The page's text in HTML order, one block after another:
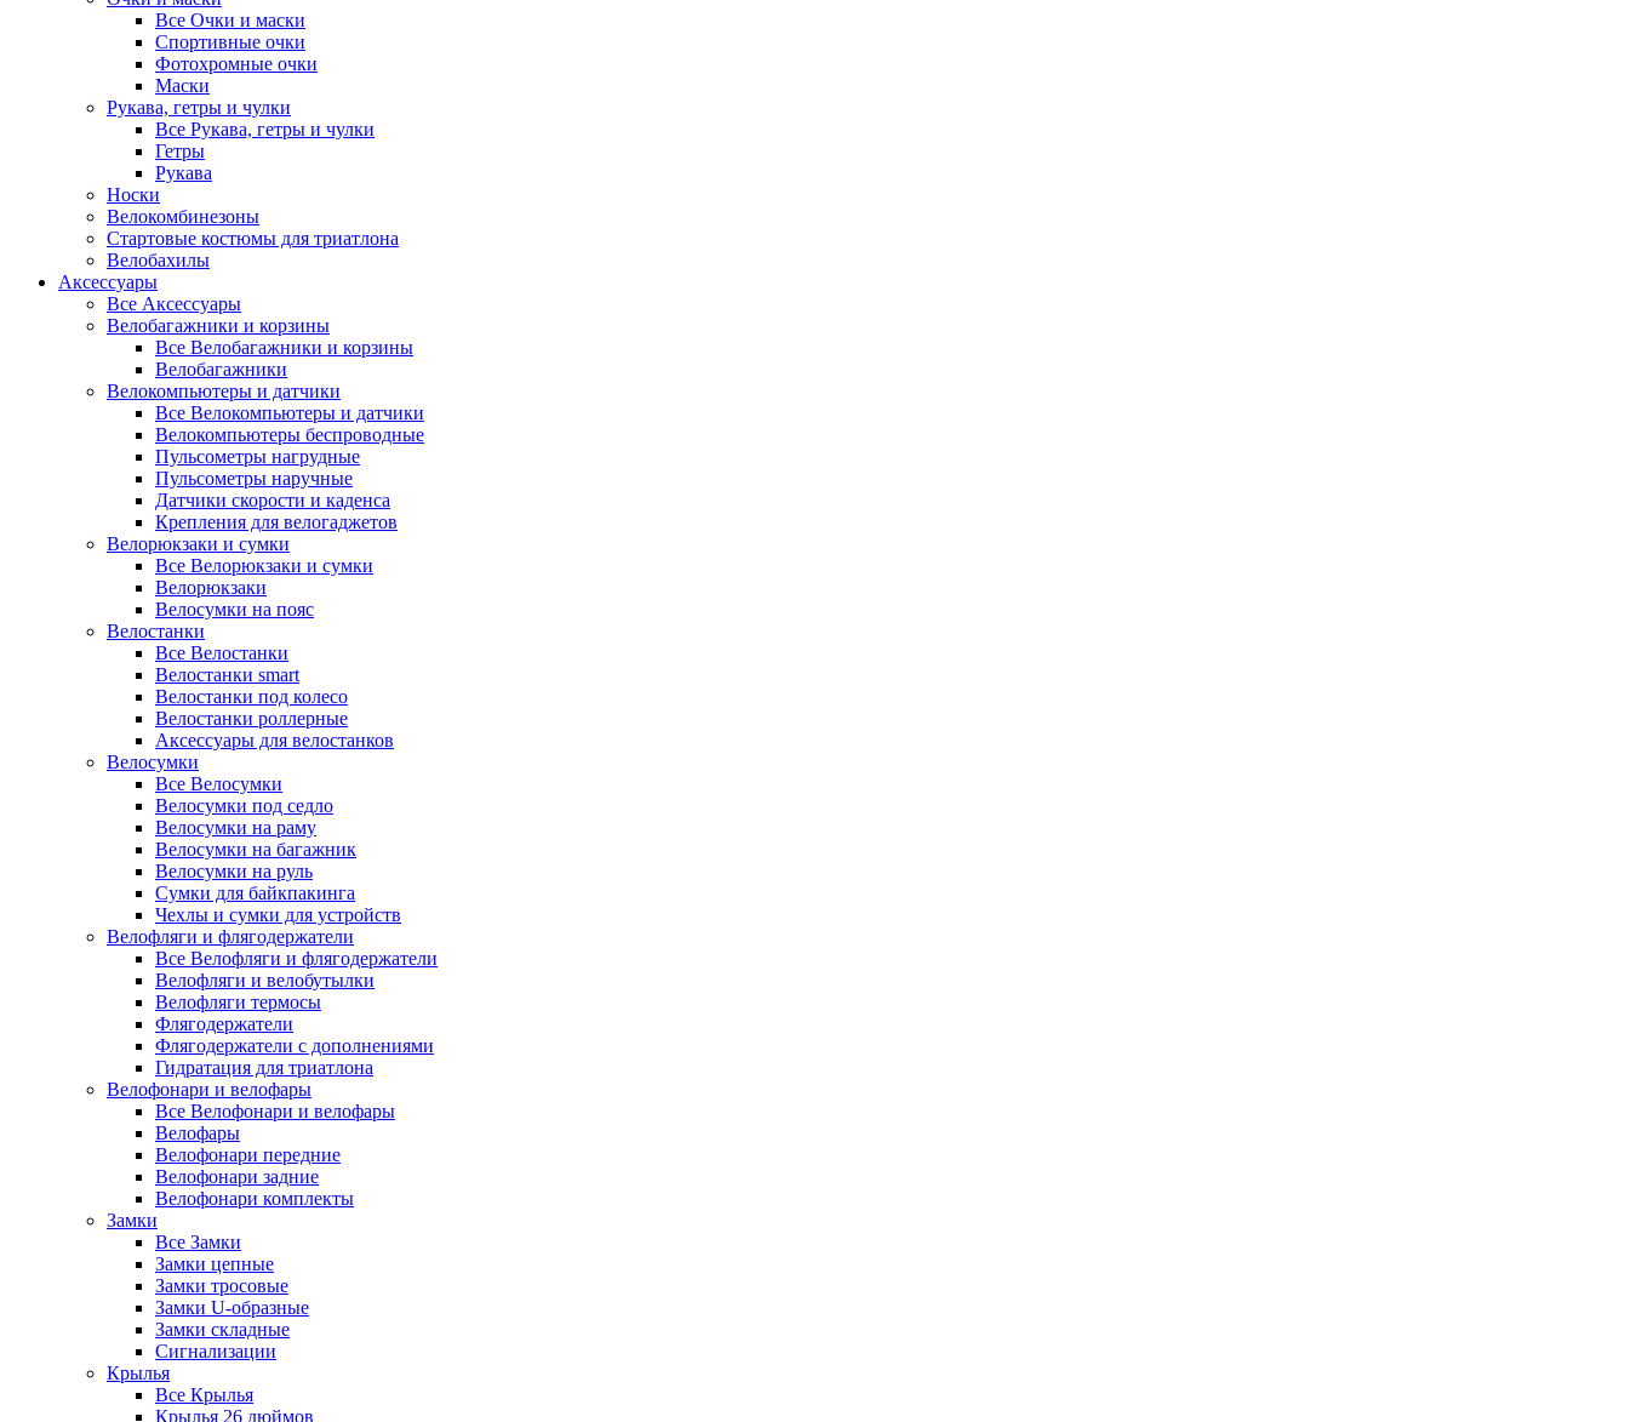
Все Очки и маски
Спортивные очки
Фотохромные очки
Маски
Рукава, гетры и чулки
Все Рукава, гетры и чулки
Гетры
Рукава
Носки
Велокомбинезоны
Стартовые костюмы для триатлона
Велобахилы
Аксессуары
Все Аксессуары
Велобагажники и корзины
Все Велобагажники и корзины
Велобагажники
Велокомпьютеры и датчики
Все Велокомпьютеры и датчики
Велокомпьютеры беспроводные
Пульсометры нагрудные
Пульсометры наручные
Датчики скорости и каденса
Крепления для велогаджетов
Велорюкзаки и сумки
Все Велорюкзаки и сумки
Велорюкзаки
Велосумки на пояс
Велостанки
Все Велостанки
Велостанки smart
Велостанки под колесо
Велостанки роллерные
Аксессуары для велостанков
Велосумки
Все Велосумки
Велосумки под седло
Велосумки на раму
Велосумки на багажник
Велосумки на руль
Сумки для байкпакинга
Чехлы и сумки для устройств
Велофляги и флягодержатели
Все Велофляги и флягодержатели
Велофляги и велобутылки
Велофляги термосы
Флягодержатели
Флягодержатели с дополнениями
Гидратация для триатлона
Велофонари и велофары
Все Велофонари и велофары
Велофары
Велофонари передние
Велофонари задние
Велофонари комплекты
Замки
Все Замки
Замки цепные
Замки тросовые
Замки U-образные
Замки складные
Сигнализации
Крылья
Все Крылья
Крылья 26 дюймов